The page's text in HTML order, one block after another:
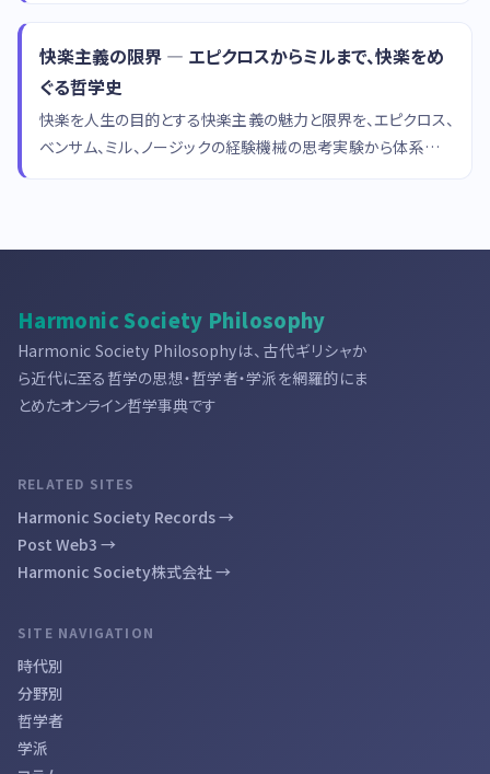
快楽主義の限界 — エピクロスからミルまで、快楽をめ
ぐる哲学史
快楽を人生の目的とする快楽主義の魅力と限界を、エピクロス、
ベンサム、ミル、ノージックの経験機械の思考実験から体系的に
Harmonic Society Philosophy
Harmonic Society Philosophyは、古代ギリシャか
ら近代に至る哲学の思想・哲学者・学派を網羅的にま
とめたオンライン哲学事典です
RELATED SITES
Harmonic Society Records →
Post Web3 →
Harmonic Society株式会社 →
SITE NAVIGATION
時代別
分野別
哲学者
学派